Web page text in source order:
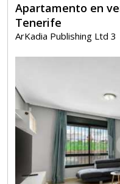
Apartamento en
Tenerife
ArKadia Publishing Ltd 3